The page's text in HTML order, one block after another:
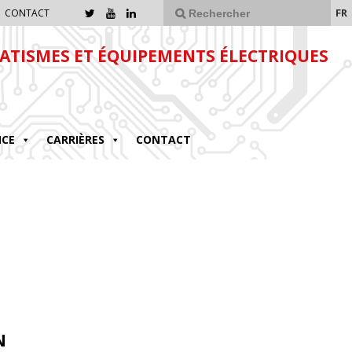
CONTACT FR
ET ÉQUIPEMENTS ÉLECTRIQUES
CARRIÈRES CONTACT